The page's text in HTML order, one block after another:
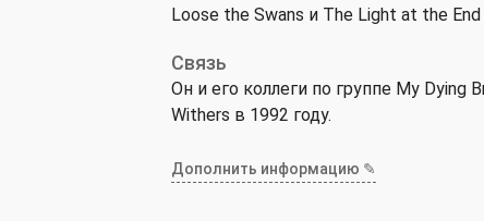
Loose the Swans и The Light at the
Связь
Он и его коллеги по группе My
Withers в 1992 году.
Дополнить информацию ✎